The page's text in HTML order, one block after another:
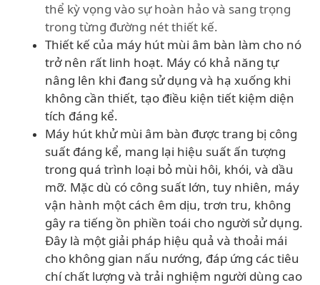
thể kỳ vọng vào sự hoàn hảo và sang trọng
trong từng đường nét thiết kế.
Thiết kế của máy hút mùi âm bàn làm cho nó
trở nên rất linh hoạt. Máy có khả năng tự
nâng lên khi đang sử dụng và hạ xuống khi
không cần thiết, tạo điều kiện tiết kiệm diện
tích đáng kể.
Máy hút khử mùi âm bàn được trang bị công
suất đáng kể, mang lại hiệu suất ấn tượng
trong quá trình loại bỏ mùi hôi, khói, và dầu
mỡ. Mặc dù có công suất lớn, tuy nhiên, máy
vận hành một cách êm dịu, trơn tru, không
gây ra tiếng ồn phiền toái cho người sử dụng.
Đây là một giải pháp hiệu quả và thoải mái
cho không gian nấu nướng, đáp ứng các tiêu
chí chất lượng và trải nghiệm người dùng cao